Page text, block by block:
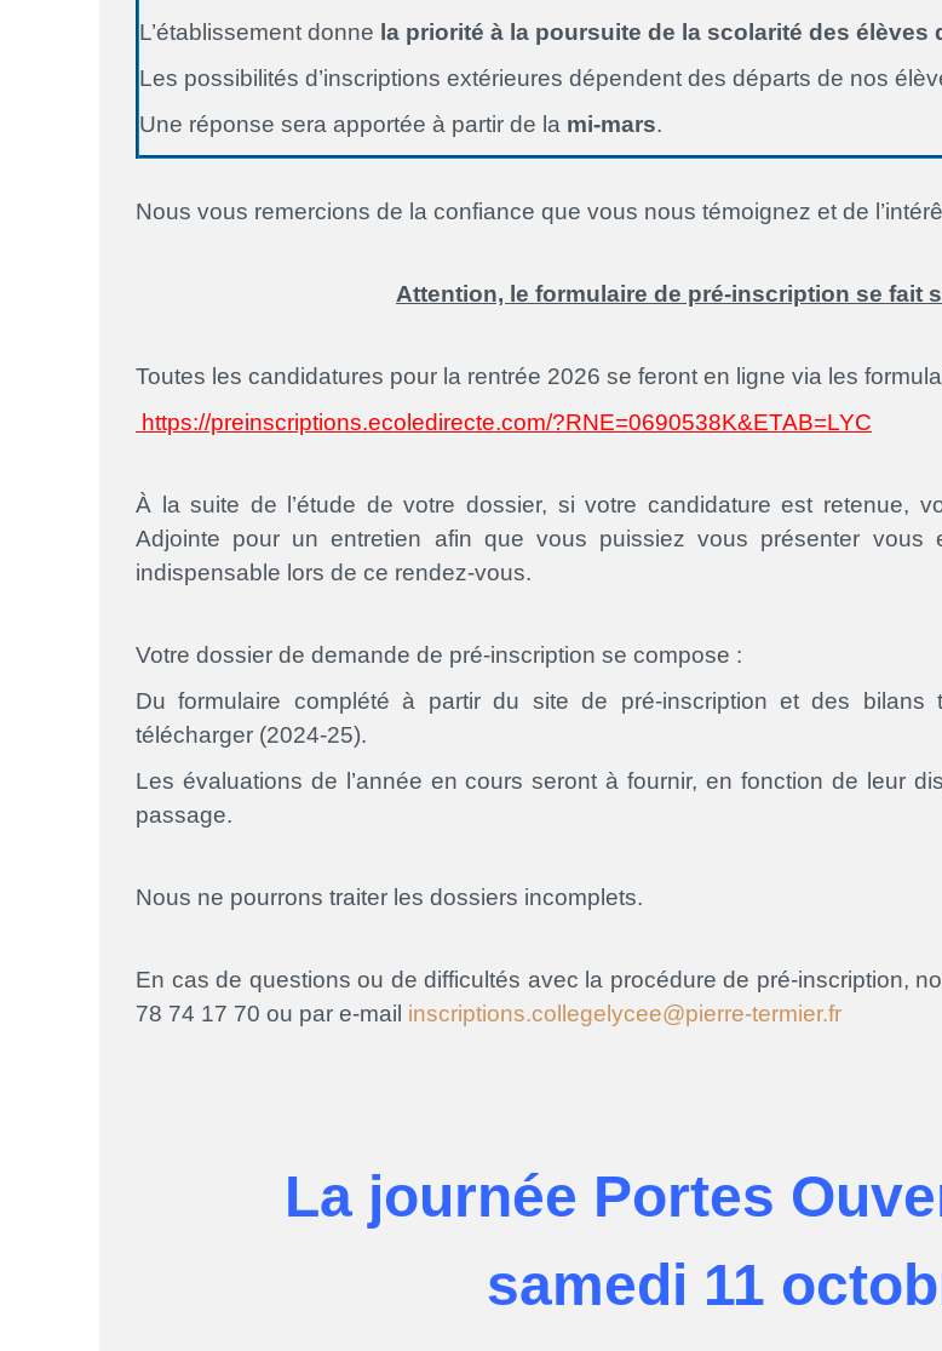
L’établissement donne la priorité à la poursuite de la scolarité des
Les possibilités d’inscriptions extérieures dépendent des départs de nos
Une réponse sera apportée à partir de la mi-mars.
Nous vous remercions de la confiance que vous nous témoignez et de
Attention, le formulaire de pré-inscription se fait
Toutes les candidatures pour la rentrée 2026 se feront en ligne via les
https://preinscriptions.ecoledirecte.com/?RNE=0690538K&ETAB=LYC
À la suite de l’étude de votre dossier, si votre candidature est retenue,
Adjointe pour un entretien afin que vous puissiez vous présenter
indispensable lors de ce rendez-vous.
Votre dossier de demande de pré-inscription se compose :
Du formulaire complété à partir du site de pré-inscription et des bilans
télécharger (2024-25).
Les évaluations de l’année en cours seront à fournir, en fonction de leur
passage.
Nous ne pourrons traiter les dossiers incomplets.
En cas de questions ou de difficultés avec la procédure de pré-inscription,
78 74 17 70 ou par e-mail inscriptions.collegelycee@pierre-termier.fr
La journée Portes
samedi 11